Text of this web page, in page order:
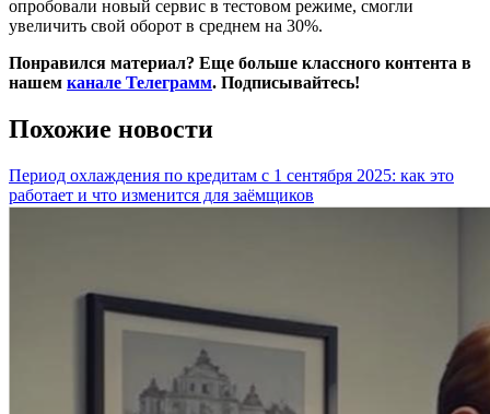
опробовали новый сервис в тестовом режиме, смогли
увеличить свой оборот в среднем на 30%.
Понравился материал? Еще больше классного контента в
нашем канале Телеграмм. Подписывайтесь!
Похожие новости
Период охлаждения по кредитам с 1 сентября 2025: как это
работает и что изменится для заёмщиков